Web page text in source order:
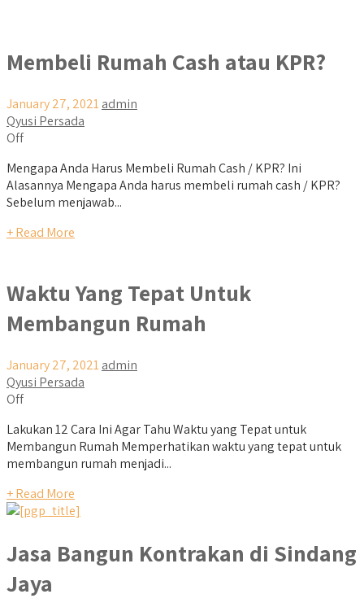
Membeli Rumah Cash atau KPR?
January 27, 2021admin
Qyusi Persada
Off
Mengapa Anda Harus Membeli Rumah Cash / KPR? Ini
Alasannya Mengapa Anda harus membeli rumah cash / KPR?
Sebelum menjawab...
+ Read More
Waktu Yang Tepat Untuk
Membangun Rumah
January 27, 2021admin
Qyusi Persada
Off
Lakukan 12 Cara Ini Agar Tahu Waktu yang Tepat untuk
Membangun Rumah Memperhatikan waktu yang tepat untuk
membangun rumah menjadi...
+ Read More
Jasa Bangun Kontrakan di Sindang
Jaya